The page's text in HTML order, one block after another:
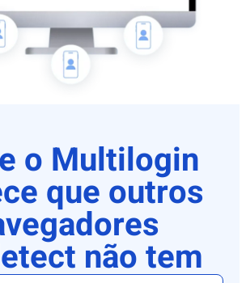
o Multilogin
que outros
não tem